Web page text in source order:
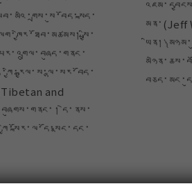
སྤྱི་
and
དེ་ནས་
མན་(Jeff